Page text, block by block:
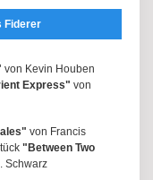
Fiderer
von Kevin Houben
Express" von
von Francis
"Between Two
Schwarz